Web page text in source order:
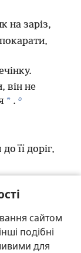
сайтом
подібні
для
на заріз,
він не
* . о
її доріг,
р